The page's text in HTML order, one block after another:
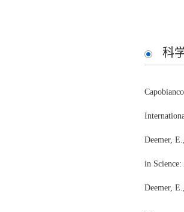
科
Deemer,
in Science:
Deemer,